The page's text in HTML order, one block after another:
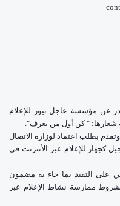
عن مؤسسة عاجل نيوز للإعلام
شعارها: " كن أول من يعرف".
الموقع في العمل يوم 5 جويلية 2021، وتقدم بطلب اعتماد لوزارة الاتصال
تسجيل كجهاز للإعلام عبر الأنترنت في
على التقيد بما جاء به مضمون
ممارسة نشاط الإعلام عبر